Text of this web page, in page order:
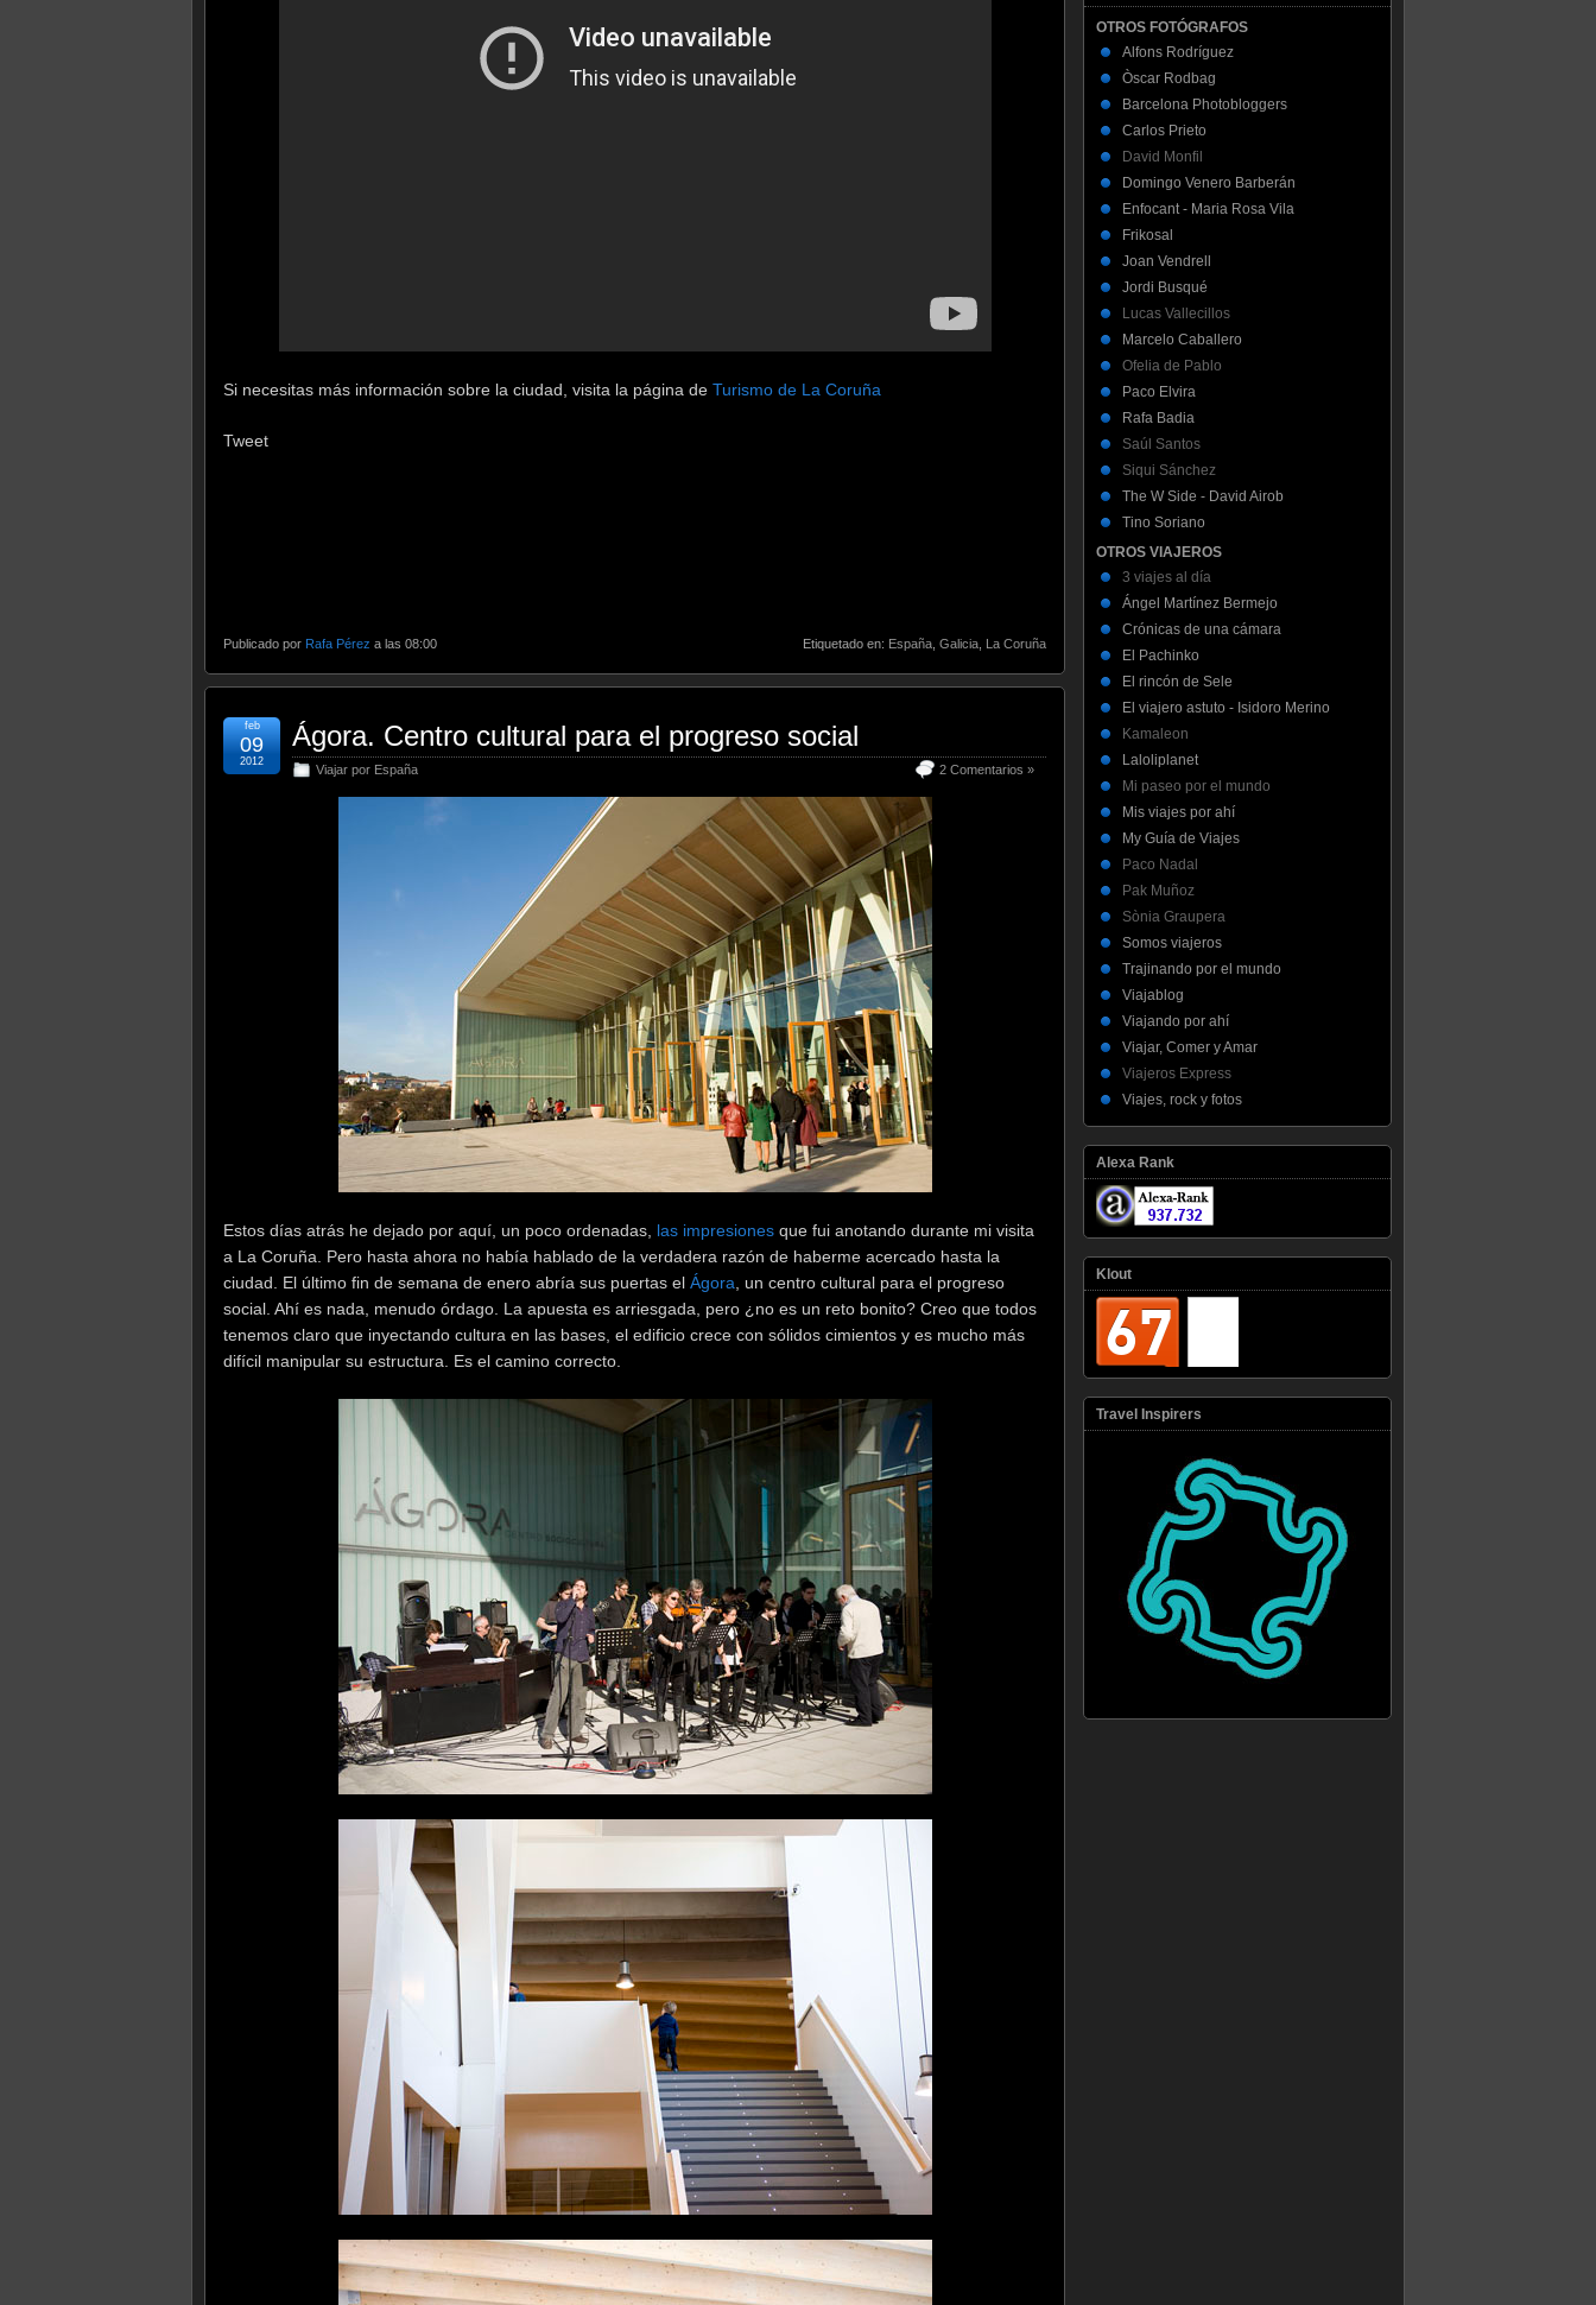
Si necesitas más información sobre la ciudad, visita la página de Turismo de La Coruña
Tweet
Publicado por Rafa Pérez a las 08:00 Etiquetado en: España Galicia La Coruña
Ágora. Centro cultural para el progreso social
Viajar por España 2 Comentarios »
feb
09
2012
Estos días atrás he dejado por aquí, un poco ordenadas, las impresiones que fui anotando durante mi visita
a La Coruña. Pero hasta ahora no había hablado de la verdadera razón de haberme acercado hasta la
ciudad. El último fin de semana de enero abría sus puertas el Ágora , un centro cultural para el progreso
social. Ahí es nada, menudo órdago. La apuesta es arriesgada, pero ¿no es un reto bonito? Creo que todos
tenemos claro que inyectando cultura en las bases, el edificio crece con sólidos cimientos y es mucho más
difícil manipular su estructura. Es el camino correcto.
OTROS FOTÓGRAFOS
Alfons Rodríguez
Òscar Rodbag
Barcelona Photobloggers
Carlos Prieto
David Monfil
Domingo Venero Barberán
Enfocant - Maria Rosa Vila
Frikosal
Joan Vendrell
Jordi Busqué
Lucas Vallecillos
Marcelo Caballero
Ofelia de Pablo
Paco Elvira
Rafa Badia
Saúl Santos
Siqui Sánchez
The W Side - David Airob
Tino Soriano
OTROS VIAJEROS
3 viajes al día
Ángel Martínez Bermejo
Crónicas de una cámara
El Pachinko
El rincón de Sele
El viajero astuto - Isidoro Merino
Kamaleon
Laloliplanet
Mi paseo por el mundo
Mis viajes por ahí
My Guía de Viajes
Paco Nadal
Pak Muñoz
Sònia Graupera
Somos viajeros
Trajinando por el mundo
Viajablog
Viajando por ahí
Viajar, Comer y Amar
Viajeros Express
Viajes, rock y fotos
Alexa Rank
Klout
Travel Inspirers